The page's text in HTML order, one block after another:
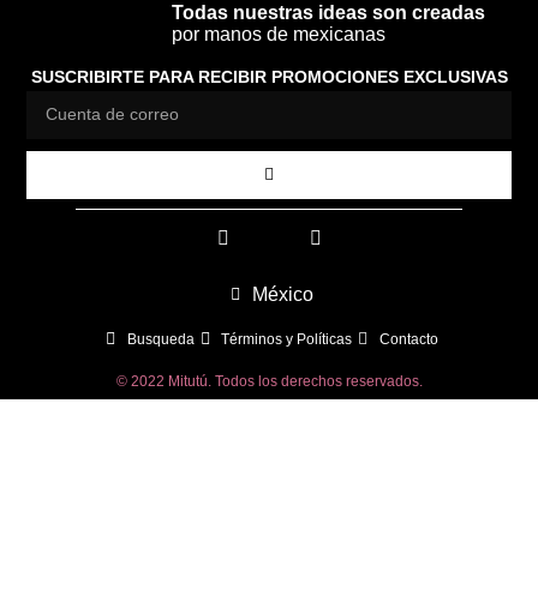
Todas nuestras ideas son creadas
por manos de mexicanas
SUSCRIBIRTE PARA RECIBIR PROMOCIONES EXCLUSIVAS
México
Busqueda Términos y Políticas Contacto
© 2022 Mitutú. Todos los derechos reservados.